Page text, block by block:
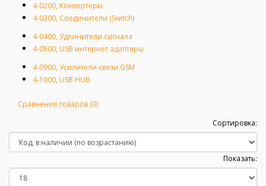
4-0200, Конвертеры
4-0300, Соединители (Switch)
4-0400, Удлинители сигнала
4-0500, USB интернет адаптеры
4-0900, Усилители связи GSM
4-1000, USB HUB
Сравнение товаров (0)
Сортировка:
Показать: